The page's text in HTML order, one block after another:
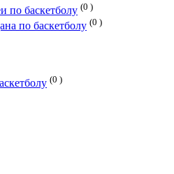
по баскетболу (0 )
по баскетболу (0 )
(0 )